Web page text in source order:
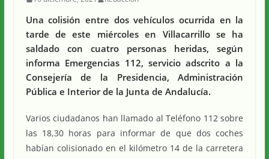
Una colisión entre dos vehículos ocurrida en la
tarde de este miércoles en Villacarrillo se ha
saldado con cuatro personas heridas, según
informa Emergencias 112, servicio adscrito a la
Consejería de la Presidencia, Administración
Pública e Interior de la Junta de Andalucía.
Varios ciudadanos han llamado al Teléfono 112 sobre
las 18,30 horas para informar de que dos coches
habían colisionado en el kilómetro 14 de la carretera